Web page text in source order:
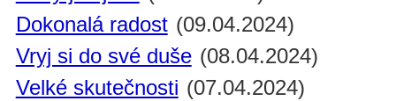
Dokonalá radost (09.04.2024)
Vryj si do své duše (08.04.2024)
Velké skutečnosti (07.04.2024)